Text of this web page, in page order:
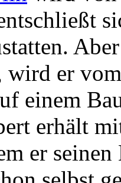
wird er
einem
erhält
er